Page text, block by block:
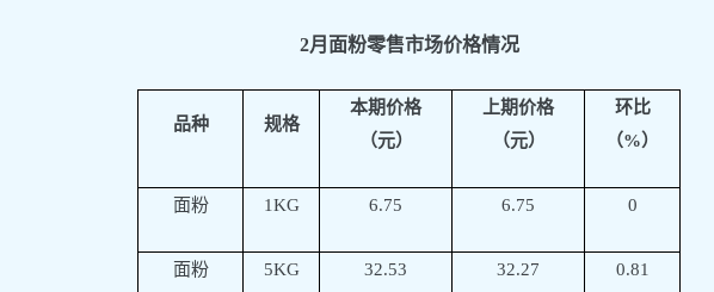
2月 面粉零售市场价格情况
品种 规格
本期价格
（元）
上期价格
（元）
环比
（%）
面粉 1KG 6.75 6.75 0
面粉 5KG 32.53 32.27 0.81